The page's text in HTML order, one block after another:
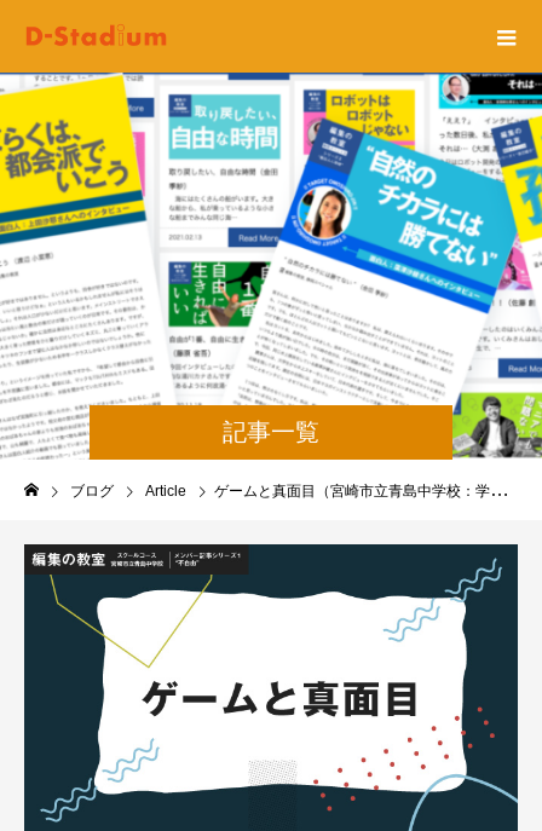
記事一覧
ブログ Article ゲームと真面目（宮崎市立青島中学校：学生I）